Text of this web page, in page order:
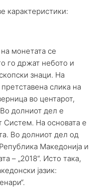
карактеристики:
монетата се
го држат небото и
знаци. На
слика на
во центарот,
долниот дел е
Систем. На основата е
Во долниот дел од
Македонија и
– „2018“. Исто така,
јазик: